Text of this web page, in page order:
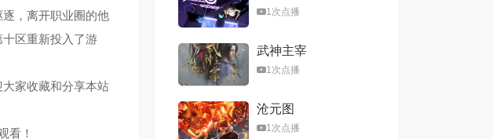
，离开职业圈的他
区重新投入了游
家收藏和分享本站
看！
1次点播
武神主宰
1次点播
沧元图
1次点播